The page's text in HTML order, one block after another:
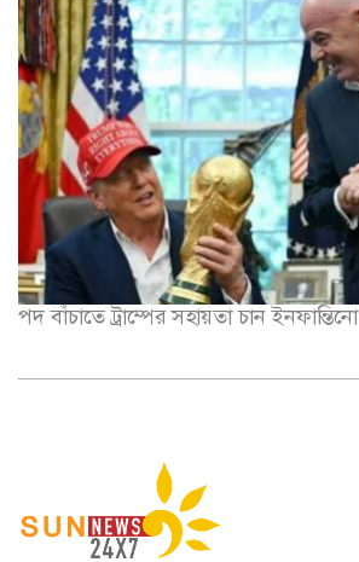
পদ বাঁচাতে ট্রাম্পের সহায়তা চান ইনফান্তিনো